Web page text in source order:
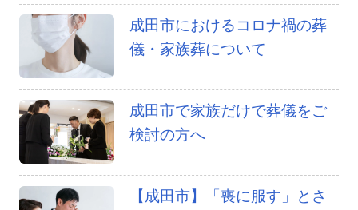
成田市におけるコロナ禍の葬
儀・家族葬について
成田市で家族だけで葬儀をご
検討の方へ
【成田市】「喪に服す」とさ